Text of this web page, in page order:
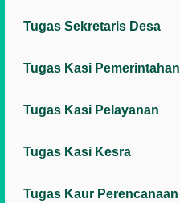
Tugas Sekretaris Desa
Tugas Kasi Pemerintahan
Tugas Kasi Pelayanan
Tugas Kasi Kesra
Tugas Kaur Perencanaan